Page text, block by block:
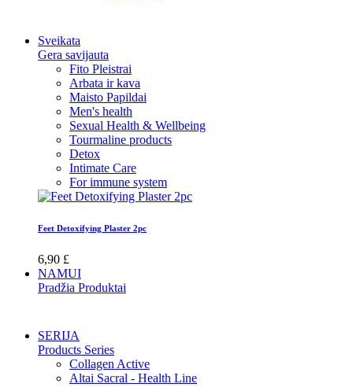
Sveikata
Gera savijauta
Fito Pleistrai
Arbata ir kava
Maisto Papildai
Men's health
Sexual Health & Wellbeing
Tourmaline products
Detox
Intimate Care
For immune system
Feet Detoxifying Plaster 2pc
6,90 £
NAMUI
Pradžia Produktai
SERIJA
Products Series
Collagen Active
Altai Sacral - Health Line